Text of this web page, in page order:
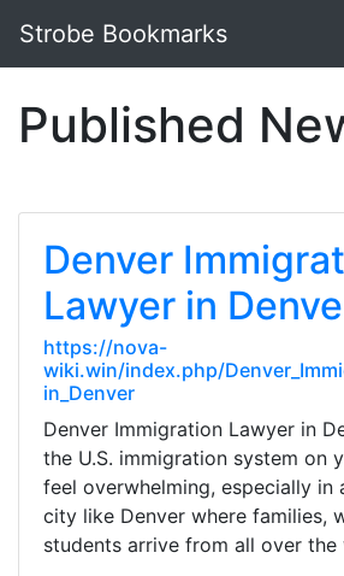
Strobe Bookmarks
Published
Denver
Lawyer in
https://nova-
wiki.win/index.php/
in_Denver
Denver Immigration Lawyer in
the U.S. immigration system on
feel overwhelming, especially in
city like Denver where families,
students arrive from all over the